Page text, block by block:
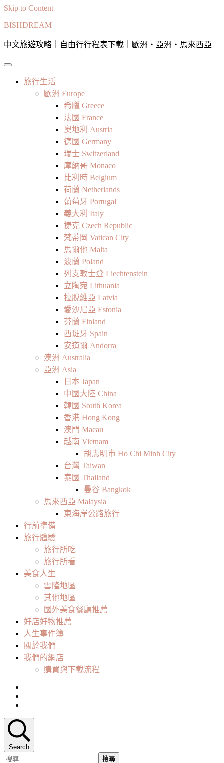
Skip to Content
BISHDREAM
中文旅遊攻略｜自由行行程表下載｜歐洲・亞洲・馬來西亞
旅行生活
歐洲 Europe
希臘 Greece
法國 France
奧地利 Austria
德國 Germany
瑞士 Switzerland
摩納哥 Monaco
比利時 Belgium
荷蘭 Netherlands
葡萄牙 Portugal
義大利 Italy
捷克 Czech Republic
梵蒂岡 Vatican City
馬爾他 Malta
波蘭 Poland
列支敦士登 Liechtenstein
立陶宛 Lithuania
拉脫維亞 Latvia
愛沙尼亞 Estonia
芬蘭 Finland
西班牙 Spain
安道爾 Andorra
澳洲 Australia
亞洲 Asia
日本 Japan
中國大陸 China
韓國 South Korea
香港 Hong Kong
澳門 Macau
越南 Vietnam
胡志明市 Ho Chi Minh City
台灣 Taiwan
泰國 Thailand
曼谷 Bangkok
馬來西亞 Malaysia
東海岸公路旅行
行前準備
旅行體驗
旅行所吃
旅行所看
美食人生
雪隆地區
其他地區
國外美食餐廳推薦
好店好物推薦
人生事件簿
關於我們
我們的網店
購買與下載流程
Search
搜